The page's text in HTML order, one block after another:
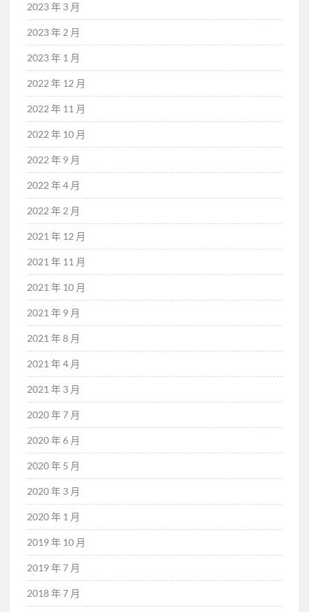
2023 年 3 月
2023 年 2 月
2023 年 1 月
2022 年 12 月
2022 年 11 月
2022 年 10 月
2022 年 9 月
2022 年 4 月
2022 年 2 月
2021 年 12 月
2021 年 11 月
2021 年 10 月
2021 年 9 月
2021 年 8 月
2021 年 4 月
2021 年 3 月
2020 年 7 月
2020 年 6 月
2020 年 5 月
2020 年 3 月
2020 年 1 月
2019 年 10 月
2019 年 7 月
2018 年 7 月